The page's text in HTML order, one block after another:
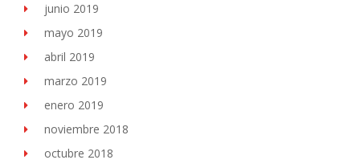
junio 2019
mayo 2019
abril 2019
marzo 2019
enero 2019
noviembre 2018
octubre 2018